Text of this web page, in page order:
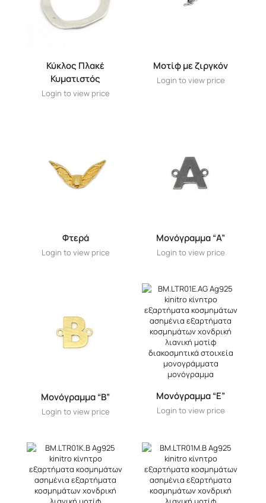
Κύκλος Πλακέ
Κυματιστός
Login to view price
Μοτίφ με ζιργκόν
Login to view price
Φτερά
Login to view price
Μονόγραμμα “A”
Login to view price
Μονόγραμμα “B”
Login to view price
Μονόγραμμα “E”
Login to view price